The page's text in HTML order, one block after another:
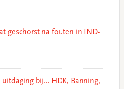
geschorst na fouten in IND-
uitdaging bij… HDK, Banning,